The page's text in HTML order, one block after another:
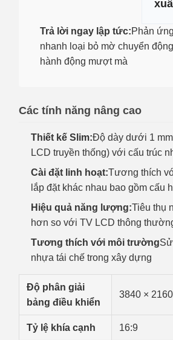
Trả lời ngay lập tức:Phản
nhanh loại bỏ mờ chuyển
hành động mượt mà
Các tính năng nâng cao
Thiết kế Slim:Độ dày dưới 1
LCD truyền thống) với cấu trúc
Cài đặt linh hoạt:Tương thích
lắp đặt khác nhau bao gồm cấu
Hiệu quả năng lượng:Tiêu thụ
hơn so với TV LCD thông
Tương thích với môi trường
nhựa tái chế trong xây dựng
Độ phân giải
bảng điều khiển
3840 × 2160
Tỷ lệ khía cạnh 16:9